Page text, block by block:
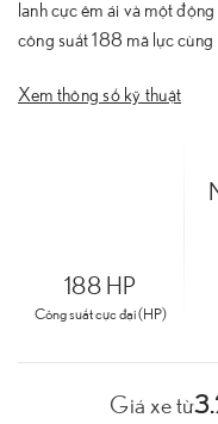
lanh cực êm ái và một
công suất 188 mã lực cùng
Xem thông số kỹ thuật
188 HP
Công suất cực đại (HP)
Giá xe từ